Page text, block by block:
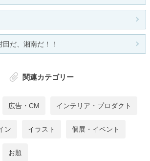
だ、湘南だ！！
関連カテゴリー
広告・CM インテリア・プロダクト
ン イラスト 個展・イベント
お題